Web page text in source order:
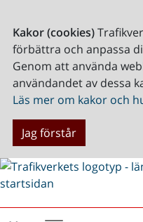
Kakor (cookies)
förbättra och anpassa
Genom att använda
användandet av dessa
Läs mer om kakor och
Jag förstår